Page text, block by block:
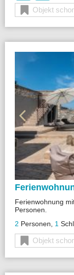
Objekt
Ferienwohnung
Personen.
2 Personen 1
Objekt